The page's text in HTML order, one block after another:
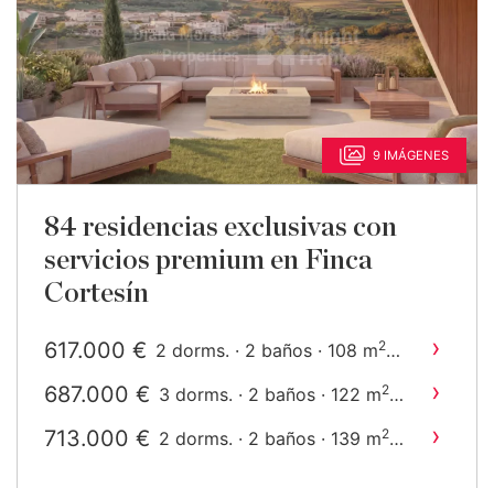
9 IMÁGENES
84 residencias exclusivas con
servicios premium en Finca
Cortesín
617.000 € 2 dorms. · 2 baños · 108 m2 ›
687.000 € 3 dorms. · 2 baños · 122 m2 ›
713.000 € 2 dorms. · 2 baños · 139 m2 ›